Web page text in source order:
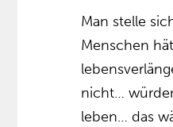
Man stelle
Menschen
nicht…
leben… das